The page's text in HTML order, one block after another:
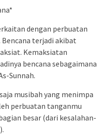
dengan perbuatan
terjadi akibat
Kemaksiatan
bencana sebagaimana
Sunnah.
musibah yang menimpa
perbuatan tanganmu
besar (dari kesalahan-